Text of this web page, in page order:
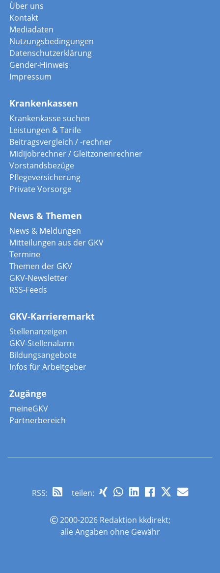
Über uns
Kontakt
Mediadaten
Nutzungsbedingungen
Datenschutzerklärung
Gender-Hinweis
Impressum
Krankenkassen
Krankenkasse suchen
Leistungen & Tarife
Beitragsvergleich / -rechner
Midijobrechner / Gleitzonenrechner
Vorstandsbezüge
Pflegeversicherung
Private Vorsorge
News & Themen
News & Meldungen
Mitteilungen aus der GKV
Termine
Themen der GKV
GKV-Newsletter
RSS-Feeds
GKV-Karrieremarkt
Stellenanzeigen
GKV-Stellenalarm
Bildungsangebote
Infos für Arbeitgeber
Zugänge
meineGKV
Partnerbereich
RSS: teilen:
2000-2026 Redaktion kkdirekt;
alle Angaben ohne Gewähr